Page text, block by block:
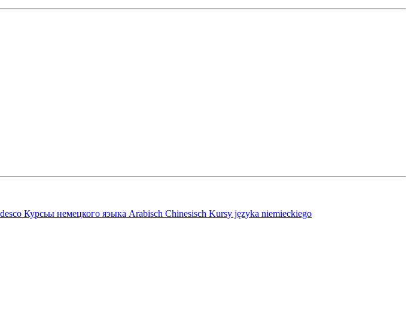
Курсьы немецкого яэыка Arabisch Chinesisch Kursy języka niemieckiego